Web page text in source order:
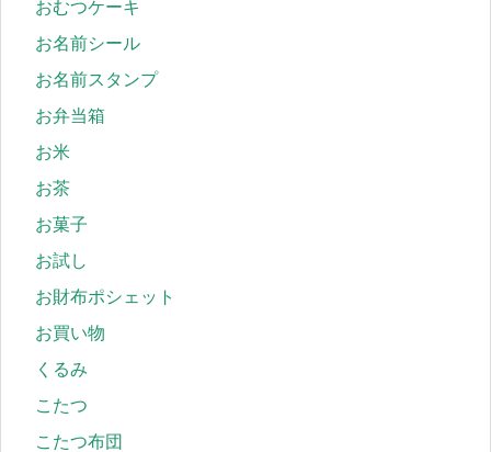
おむつケーキ
お名前シール
お名前スタンプ
お弁当箱
お米
お茶
お菓子
お試し
お財布ポシェット
お買い物
くるみ
こたつ
こたつ布団